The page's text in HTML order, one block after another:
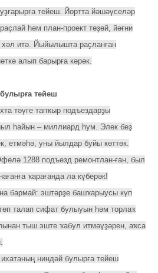
тейеш. Йортта йәшәүселәр
һәм план-проект төҙөй, йәғни
итә. Йыйылышта раҫланған
алып барырға кәрәк.
тейеш
тәүге тапҡыр подъездарҙы
һайын – миллиард һум. Элек беҙ
етмәһә, уны йылдар буйы көттөк.
1288 подъезд ремонтлан-ған, был
ҡарағанда ла күберәк!
бармай: эштәрҙе башҡарыусы күп
талап сифат булыуын һәм торлаҡ
тыш эште ҡабул итмәүҙәрен, аҡса
ниндәй булырға тейеш